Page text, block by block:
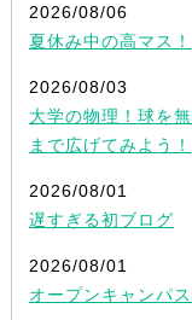
2026/08/06
夏休み中の高マス！
2026/08/03
大学の物理！球を
まで広げてみよう！
2026/08/01
遅すぎる初ブログ
2026/08/01
オープンキャンパ